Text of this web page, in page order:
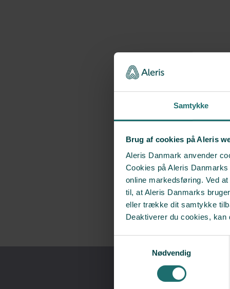
Samtykke
Brug af cookies på Aleris
Aleris Danmark anvender
Cookies på Aleris
online markedsføring. Ved
til, at Aleris Danmarks
eller trække dit samtykke
Deaktiverer du cookies,
Nødvendig